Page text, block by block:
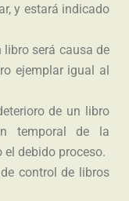
y estará indicado
será causa de
ejemplar igual al
de un libro
temporal de la
debido proceso.
control de libros